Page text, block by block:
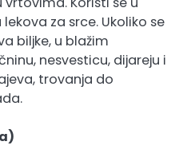
za srce. Ukoliko se
biljke, u blažim
nesvesticu, dijareju i
trovanja do